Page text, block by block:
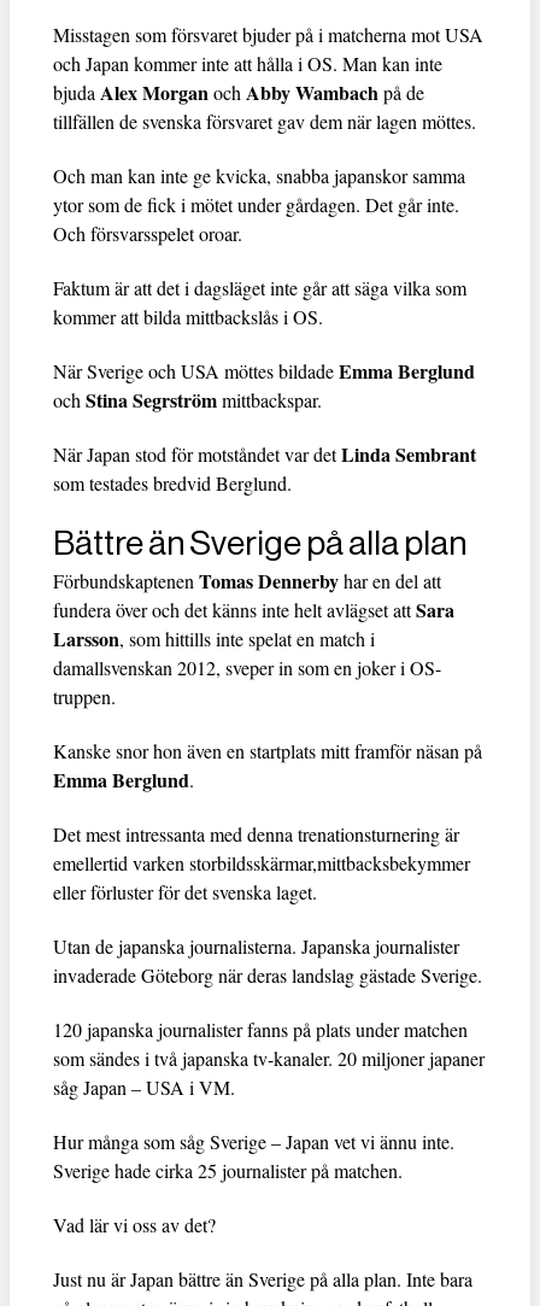
Misstagen som försvaret bjuder på i matcherna mot USA
och Japan kommer inte att hålla i OS. Man kan inte
bjuda Alex Morganoch Abby Wambachpå de
tillfällen de svenska försvaret gav dem när lagen möttes.
Och man kan inte ge kvicka, snabba japanskor samma
ytor som de fick i mötet under gårdagen. Det går inte.
Och försvarsspelet oroar.
Faktum är att det i dagsläget inte går att säga vilka som
kommer att bilda mittbackslås i OS.
När Sverige och USA möttes bildadeEmma Berglund
och Stina Segrströmmittbackspar.
När Japan stod för motståndet var detLinda Sembrant
som testades bredvid Berglund.
Bättre än Sverige på alla plan
Förbundskaptenen Tomas Dennerbyhar en del att
fundera över och det känns inte helt avlägset attSara
Larsson, som hittills inte spelat en match i
damallsvenskan 2012, sveper in som en joker i OS-
truppen.
Kanske snor hon även en startplats mitt framför näsan på
Emma Berglund.
Det mest intressanta med denna trenationsturnering är
emellertid varken storbildsskärmar,mittbacksbekymmer
eller förluster för det svenska laget.
Utan de japanska journalisterna. Japanska journalister
invaderade Göteborg när deras landslag gästade Sverige.
120 japanska journalister fanns på plats under matchen
som sändes i två japanska tv-kanaler. 20 miljoner japaner
såg Japan – USA i VM.
Hur många som såg Sverige – Japan vet vi ännu inte.
Sverige hade cirka 25 journalister på matchen.
Vad lär vi oss av det?
Just nu är Japan bättre än Sverige på alla plan. Inte bara